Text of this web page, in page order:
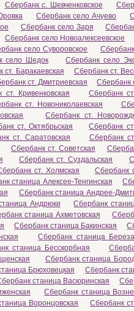
Сбербанк с. Шевченковское
Сбербанк село Ачуево
Сбербанк село Заря
Сбербанк село Новоалексеевское
село Суворовское
село Шедок
Сбербанк село
ст. Баракаевская
Сбербанк ст.
ст. Дмитриевская
Сбербанк
ст. Кривенковская
Сбербанк
ст. Новониколаевская
Сбербанк ст.
ст. Октябрьская
Сбербанк
ст. Саратовская
Сбербанк
Сбербанк ст. Советская
Сбербанк ст. Суздальская
ст. Холмская
Сбербанк
станица Алексее-Тенгинская
Сбербанк станица Андрее-
Андрюки
Сбербанк
станица Ахметовская
Сбербанк станица Бакинская
Сбербанк станица
станица Бесскорбная
Сбербанк станица
Брюховецкая
Сбербанк
станица Васюринская
Сбербанк станица
Воронцовская
Сбербанк